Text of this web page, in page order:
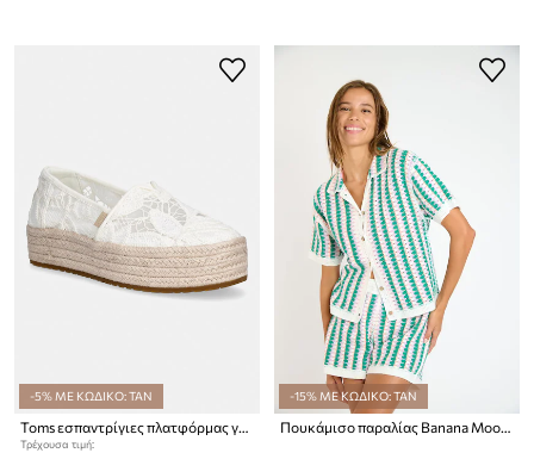
-5% ΜΕ ΚΩΔΙΚΟ: TAN
Toms εσπαντρίγιες πλατφόρμας γυναικείες VALENCIA
Τρέχουσα τιμή:
-15% ΜΕ ΚΩΔΙΚΟ: TAN
Πουκάμισο παραλίας Banana Moon Bloomday